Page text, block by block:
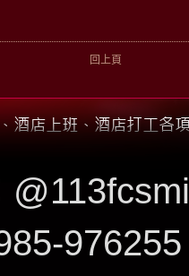
回上頁
@113fcsmi
976255